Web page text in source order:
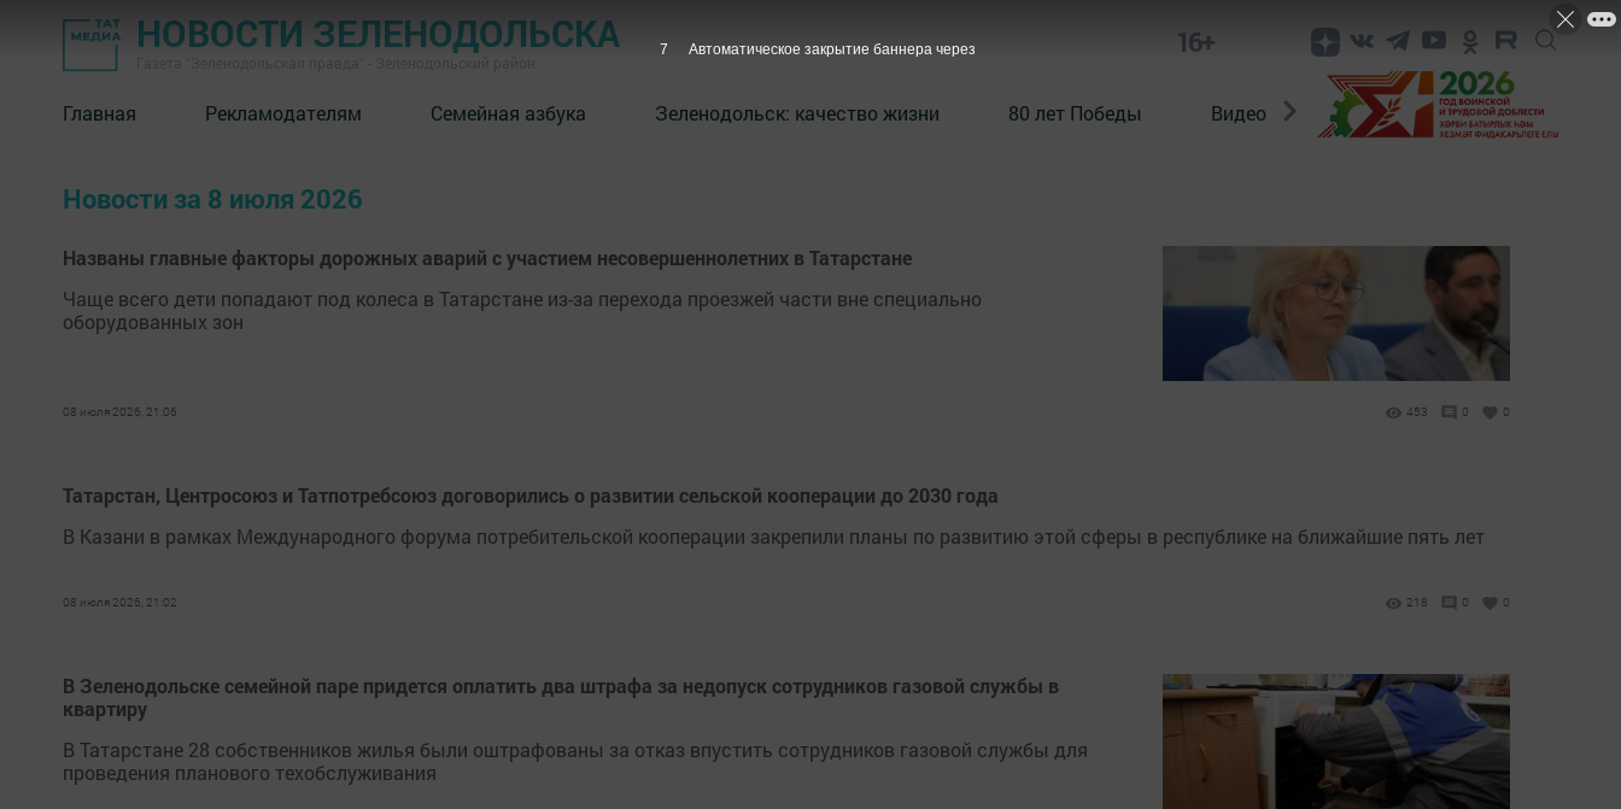
НОВОСТИ ЗЕЛЕНОДОЛЬСКА 16+
Главная Рекламодателям Семейная азбука ⁠Зеленодольск: качество жизни 80 лет Победы Видео Конкурсы ЭтноДети
Новости за 8 июля 2026
Названы главные факторы дорожных аварий с участием несовершеннолетних в Татарстане
Чаще всего дети попадают под колеса в Татарстане из-за перехода проезжей части вне специально
оборудованных зон
08 июля 2026, 21:06 453 0 0
Татарстан, Центросоюз и Татпотребсоюз договорились о развитии сельской кооперации до 2030 года
В Казани в рамках Международного форума потребительской кооперации закрепили планы по развитию этой сферы в республике на ближайшие пять лет
08 июля 2026, 21:02 218 0 0
В Зеленодольске семейной паре придется оплатить два штрафа за недопуск сотрудников газовой службы в
квартиру
В Татарстане 28 собственников жилья были оштрафованы за отказ впустить сотрудников газовой службы для
проведения планового техобслуживания
7 Автоматическое закрытие баннера через